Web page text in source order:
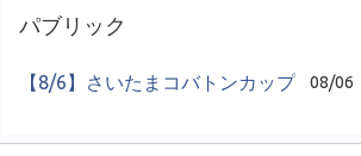
パブリック
【8/6】さいたまコバトンカップ 08/06